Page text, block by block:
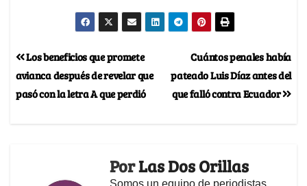
Cuántos penales había
pateado Luis Díaz antes del
que falló contra Ecuador
Los beneficios que promete
avianca después de revelar que
pasó con la letra A que perdió
PorLas Dos Orillas
Somos un equipo de periodistas